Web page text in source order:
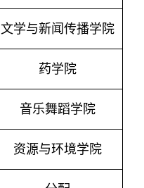
文学与新闻传播学院
药学院
音乐舞蹈学院
资源与环境学院